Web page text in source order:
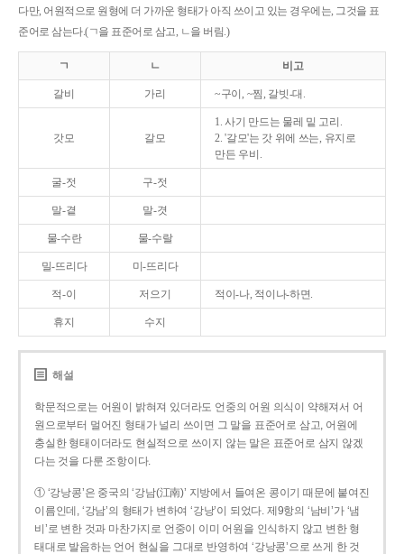
다만, 어원적으로 원형에 더 가까운 형태가 아직 쓰이고 있는 경우에는, 그것을 표
준어로 삼는다.(ㄱ을 표준어로 삼고, ㄴ을 버림.)
ㄱ ㄴ 비고
갈비 가리 ~구이, ~찜, 갈빗-대.
갓모 갈모
1. 사기 만드는 물레 밑 고리.
2. '갈모'는 갓 위에 쓰는, 유지로
만든 우비.
굴-젓 구-젓
말-곁 말-겻
물-수란 물-수랄
밀-뜨리다 미-뜨리다
적-이 저으기 적이-나, 적이나-하면.
휴지 수지
해설
학문적으로는 어원이 밝혀져 있더라도 언중의 어원 의식이 약해져서 어
원으로부터 멀어진 형태가 널리 쓰이면 그 말을 표준어로 삼고, 어원에
충실한 형태이더라도 현실적으로 쓰이지 않는 말은 표준어로 삼지 않겠
다는 것을 다룬 조항이다.
① ‘강낭콩’은 중국의 ‘강남(江南)’ 지방에서 들여온 콩이기 때문에 붙여진
이름인데, ‘강남’의 형태가 변하여 ‘강낭’이 되었다. 제9항의 ‘남비’가 ‘냄
비’로 변한 것과 마찬가지로 언중이 이미 어원을 인식하지 않고 변한 형
태대로 발음하는 언어 현실을 그대로 반영하여 ‘강낭콩’으로 쓰게 한 것